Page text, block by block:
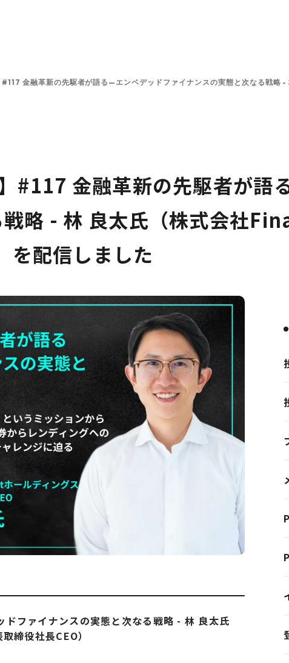
#117 金融革新の先駆者が語る—エンベデッドファイナンスの実態と次なる戦
#117 金融革新の先駆者が
略 - 林 良太氏（株式会社
を配信しました
ファイナンスの実態と次なる戦略 - 林 良太氏
締役社長CEO）